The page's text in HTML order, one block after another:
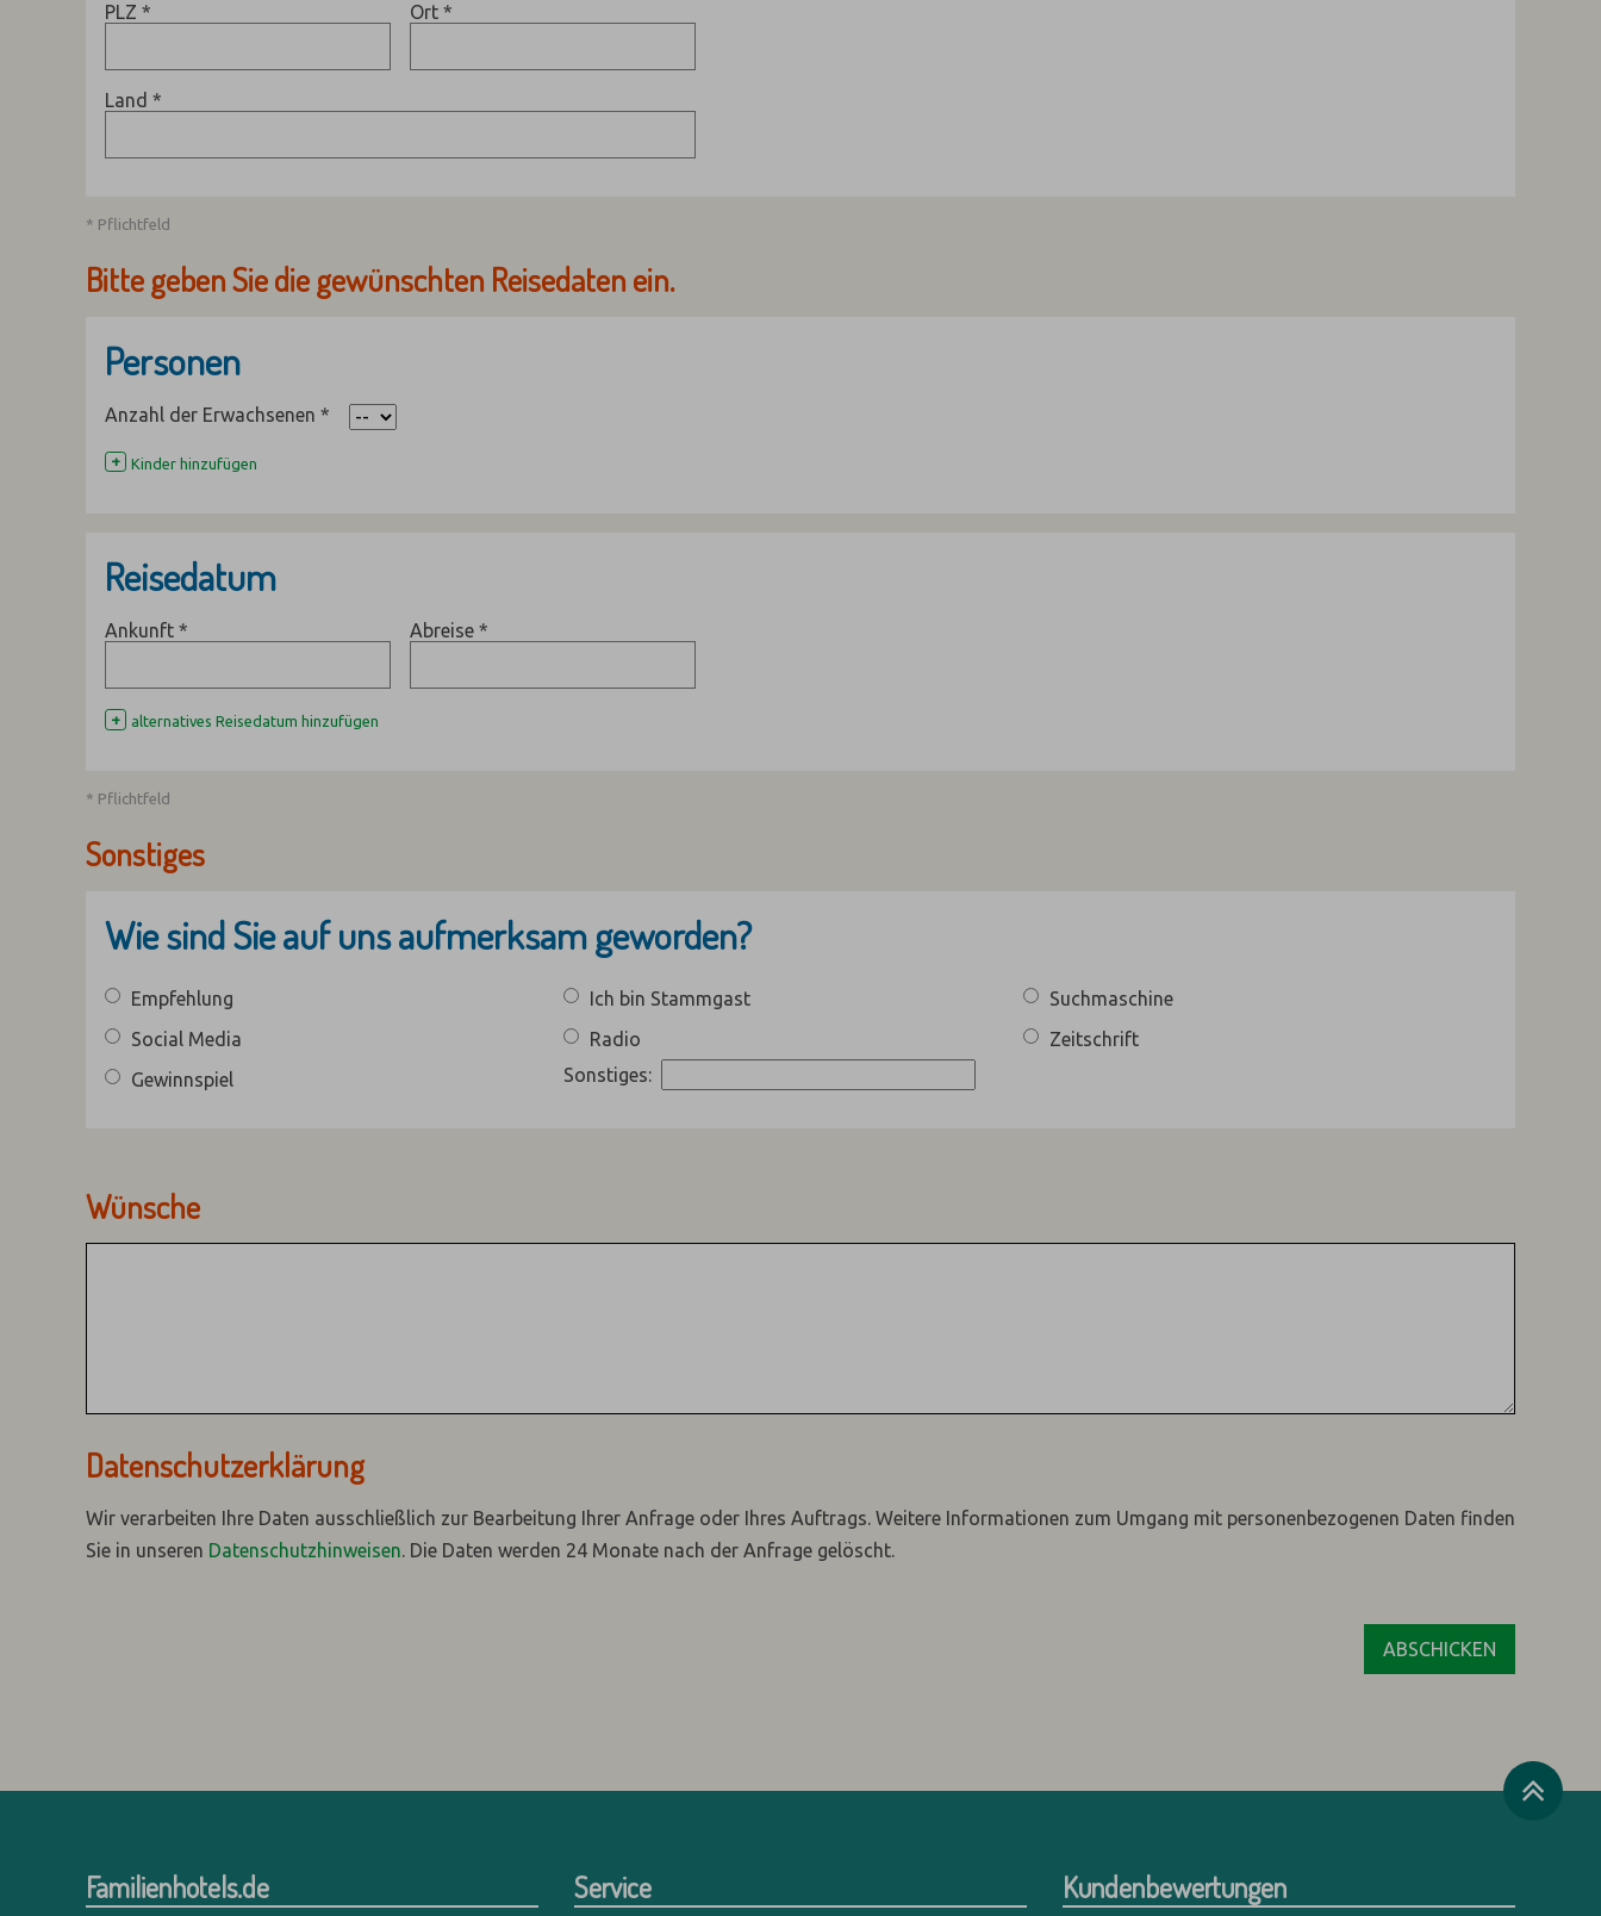
PLZ * Ort *
Land *
* Pflichtfeld
Bitte geben Sie die gewünschten Reisedaten ein.
Personen
Anzahl der Erwachsenen *
+ Kinder hinzufügen
Reisedatum
Ankunft * Abreise *
+ alternatives Reisedatum hinzufügen
* Pflichtfeld
Sonstiges
Wie sind Sie auf uns aufmerksam geworden?
Empfehlung Ich bin Stammgast
Suchmaschine
Social Media
Radio
Zeitschrift
Gewinnspiel
Sonstiges:
Wünsche
Datenschutzerklärung
Wir verarbeiten Ihre Daten ausschließlich zur Bearbeitung Ihrer Anfrage oder Ihres Auftrags. Weitere Informationen zum Umgang mit personenbezogenen Daten finden
Sie in unseren Datenschutzhinweisen. Die Daten werden 24 Monate nach der Anfrage gelöscht.
Familienhotels.de Service Kundenbewertungen